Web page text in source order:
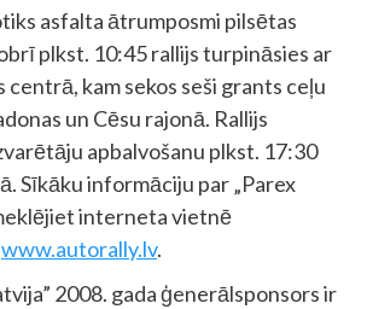
asfalta ātrumposmi pilsētas
plkst. 10:45 rallijs turpināsies ar
kam sekos seši grants ceļu
un Cēsu rajonā. Rallijs
apbalvošanu plkst. 17:30
Sīkāku informāciju par „Parex
interneta vietnē
www.autorally.lv.
2008. gada ģenerālsponsors ir